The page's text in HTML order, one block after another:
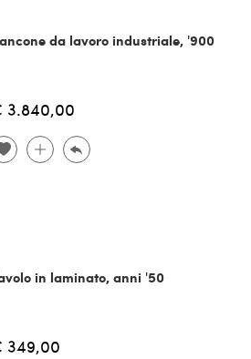
da lavoro industriale, '900
3.840,00
in laminato, anni '50
349,00